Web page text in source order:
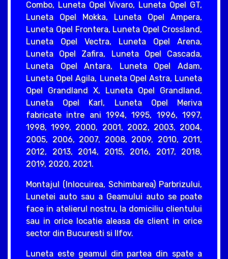
Combo, Luneta Opel Vivaro, Luneta Opel GT,
Luneta Opel Mokka, Luneta Opel Ampera,
Luneta Opel Frontera, Luneta Opel Crossland,
Luneta Opel Vectra, Luneta Opel Arena,
Luneta Opel Zafira, Luneta Opel Cascada,
Luneta Opel Antara, Luneta Opel Adam,
Luneta Opel Agila, Luneta Opel Astra, Luneta
Opel Grandland X, Luneta Opel Grandland,
Luneta Opel Karl, Luneta Opel Meriva
fabricate intre ani 1994, 1995, 1996, 1997,
1998, 1999, 2000, 2001, 2002, 2003, 2004,
2005, 2006, 2007, 2008, 2009, 2010, 2011,
2012, 2013, 2014, 2015, 2016, 2017, 2018,
2019, 2020, 2021.
Montajul (Inlocuirea, Schimbarea) Parbrizului,
Lunetei auto sau a Geamului auto se poate
face in atelierul nostru, la domiciliu clientului
sau in orice locatie aleasa de client in orice
sector din Bucuresti si Ilfov.
Luneta este geamul din partea din spate a